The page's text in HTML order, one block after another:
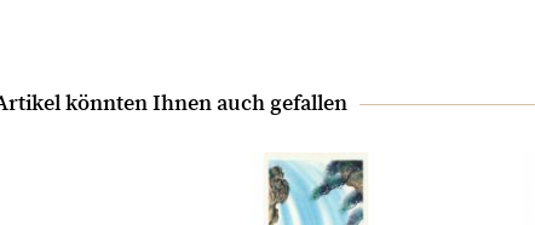
könnten Ihnen auch gefallen